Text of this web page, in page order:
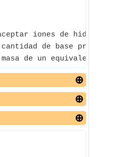
iones de hidrógeno en
de base presente.
de un equivalente, es